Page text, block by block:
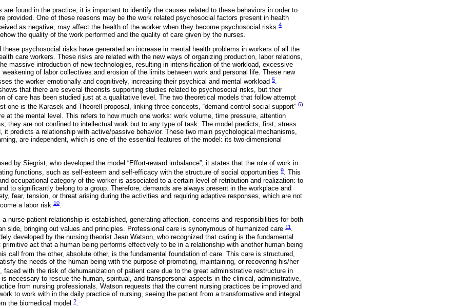
are found in the practice; it is important to identify the causes related to these behaviors in order to
provided. One of these reasons may be the work related psychosocial factors present in health
as negative, may affect the health of the worker when they become psychosocial risks 4.
the quality of the work performed and the quality of care given by the nurses.
these psychosocial risks have generated an increase in mental health problems in workers of all the
care workers. These risks are related with the new ways of organizing production, labor relations,
massive introduction of new technologies, resulting in intensification of the workload, excessive
of labor collectives and erosion of the limits between work and personal life. These new
the worker emotionally and cognitively, increasing their psychical and mental workload 5.
that there are several theorists supporting studies related to psychosocial risks, but their
of care has been studied just at a qualitative level. The two theoretical models that follow attempt
one is the Karasek and Theorell proposal, linking three concepts, “demand-control-social support” 6)
at the mental level. This refers to how much one works: work volume, time pressure, attention
they are not confined to intellectual work but to any type of task. The model predicts, first, stress
it predicts a relationship with active/passive behavior. These two main psychological mechanisms,
are independent, which is one of the essential features of the model: its two-dimensional
by Siegrist, who developed the model “Effort-reward imbalance”; it states that the role of work in
functions, such as self-esteem and self-efficacy with the structure of social opportunities 9. This
occupational category of the worker is associated to a certain level of retribution and realization: to
to significantly belong to a group. Therefore, demands are always present in the workplace and
fear, tension, or threat arising during the activities and requiring adaptive responses, which are not
a labor risk 10
a nurse-patient relationship is established, generating affection, concerns and responsibilities for both
side, bringing out values and principles. Professional care is synonymous of humanized care 11 .
developed by the nursing theorist Jean Watson, who recognized that caring is the fundamental
act that a human being performs effectively to be in a relationship with another human being
call from the other, absolute other, is the fundamental foundation of care. This care is structured,
the needs of the human being with the purpose of promoting, maintaining, or recovering his/her
faced with the risk of dehumanization of patient care due to the great administrative restructure in
necessary to rescue the human, spiritual, and transpersonal aspects in the clinical, administrative,
from nursing professionals. Watson requests that the current nursing practices be improved and
to work with in the daily practice of nursing, seeing the patient from a transformative and integral
the biomedical model 2.